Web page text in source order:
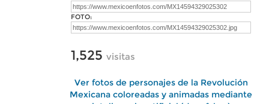
FOTO:
1,525 visitas
Ver fotos de personajes de la Revolución
Mexicana coloreadas y animadas mediante